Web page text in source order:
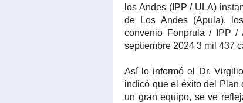
los Andes (IPP / ULA)
de Los Andes (Apula),
convenio Fonprula / IPP /
septiembre 2024 3 mil 437
Así lo informó el Dr.
indicó que el éxito del Plan
un gran equipo, se ve